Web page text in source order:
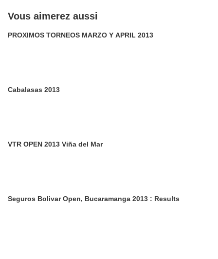
Vous aimerez aussi
PROXIMOS TORNEOS MARZO Y APRIL 2013
Cabalasas 2013
VTR OPEN 2013 Viña del Mar
Seguros Bolivar Open, Bucaramanga 2013 : Results